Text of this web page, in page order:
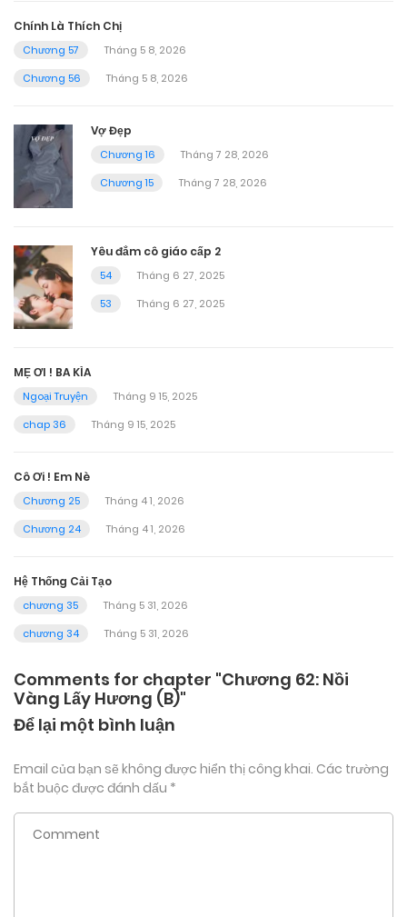
Chính Là Thích Chị
Chương 57
Tháng 5 8, 2026
Chương 56
Tháng 5 8, 2026
Vợ Đẹp
Chương 16
Tháng 7 28, 2026
Chương 15
Tháng 7 28, 2026
Yêu đắm cô giáo cấp 2
54
Tháng 6 27, 2025
53
Tháng 6 27, 2025
MẸ ƠI ! BA KÌA
Ngoại Truyện
Tháng 9 15, 2025
chap 36
Tháng 9 15, 2025
Cô Ơi ! Em Nè
Chương 25
Tháng 4 1, 2026
Chương 24
Tháng 4 1, 2026
Hệ Thống Cải Tạo
chương 35
Tháng 5 31, 2026
chương 34
Tháng 5 31, 2026
Comments for chapter "Chương 62: Nồi
Vàng Lấy Hương (B)"
Để lại một bình luận
Email của bạn sẽ không được hiển thị công khai. Các trường
bắt buộc được đánh dấu *